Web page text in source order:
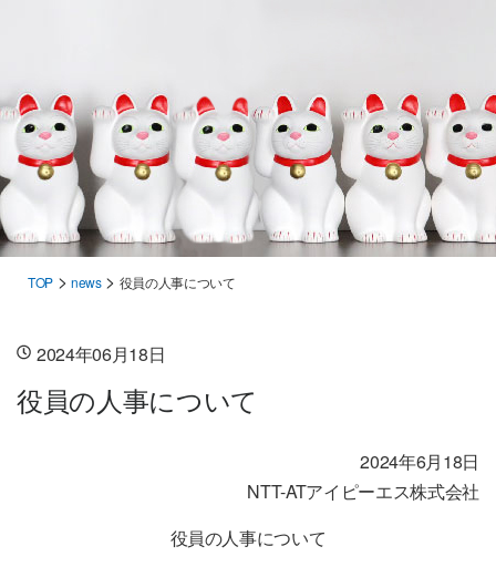
TOP > news> 役員の人事について
2024年06月18日
役員の人事について
2024年6月18日
NTT-ATアイピーエス株式会社
役員の人事について